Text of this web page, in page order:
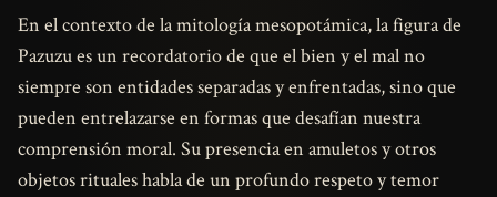
En el contexto de la mitología mesopotámica, la figura de
Pazuzu es un recordatorio de que el bien y el mal no
siempre son entidades separadas y enfrentadas, sino que
pueden entrelazarse en formas que desafían nuestra
comprensión moral. Su presencia en amuletos y otros
objetos rituales habla de un profundo respeto y temor